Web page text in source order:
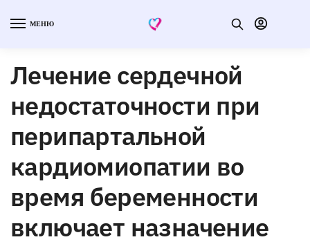
МЕНЮ
Лечение сердечной
недостаточности при
перипартальной
кардиомиопатии во
время беременности
включает назначение